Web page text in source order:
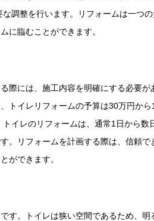
調整を行います。リフォームは一つの
に臨むことができます。
際には、施工内容を明確にする必要が
トイレリフォームの予算は30万円から
イレのリフォームは、通常1日から数
。リフォームを計画する際は、信頼で
ができます。
す。トイレは狭い空間であるため、明